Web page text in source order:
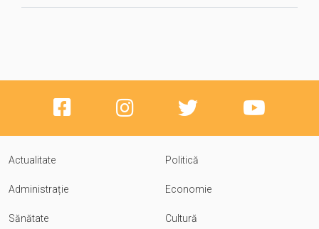
Actualitate Politică
Administrație Economie
Sănătate Cultură